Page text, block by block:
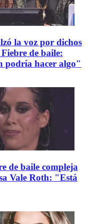
la voz por dichos
de baile:
podría hacer algo"
de baile compleja
Vale Roth: "Está